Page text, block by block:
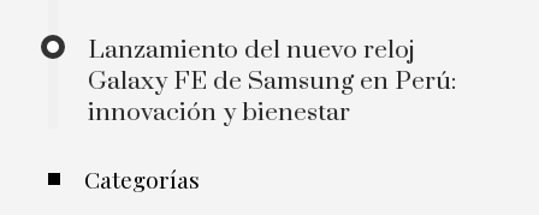
Lanzamiento del nuevo reloj
Galaxy FE de Samsung en Perú:
innovación y bienestar
Categorías